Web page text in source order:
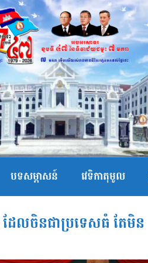
បទសម្ភាសន៍ វេទិកាតុមូល
ែលចិនជាប្រទេសធំ តែមិន